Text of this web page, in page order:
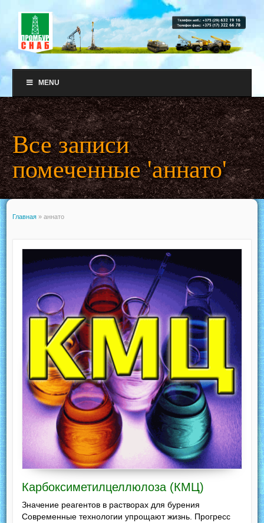
MENU
Все записи
помеченные 'аннато'
Главная » аннато
Карбоксиметилцеллюлоза (КМЦ)
Значение реагентов в растворах для бурения
Современные технологии упрощают жизнь. Прогресс